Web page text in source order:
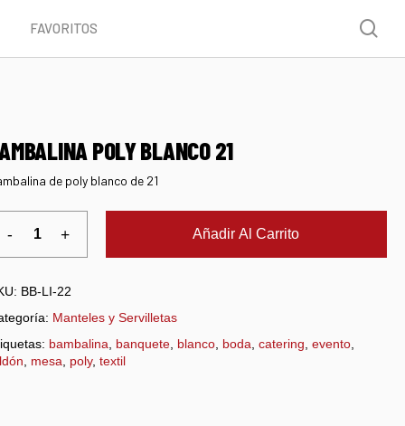
FAVORITOS
POLY BLANCO 21
de poly blanco de 21
Añadir Al Carrito
BB-LI-22
Manteles y Servilletas
bambalina banquete, blanco, boda catering evento,
mesa poly, textil